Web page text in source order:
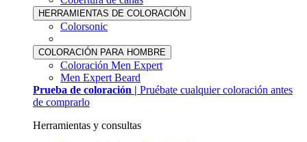
HERRAMIENTAS DE COLORACIÓN
Colorsonic
COLORACIÓN PARA HOMBRE
Coloración Men Expert
Men Expert Beard
Prueba de coloración | Pruébate cualquier coloración antes
de comprarlo
Herramientas y consultas